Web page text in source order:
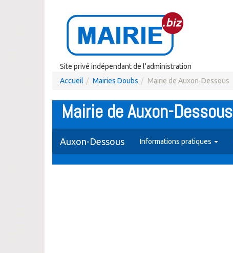
Site privé indépendant de l'administration
Accueil
Mairies Doubs Mairie de Auxon-Dessous
Mairie de Auxon-Dessous
Auxon-Dessous Informations pratiques